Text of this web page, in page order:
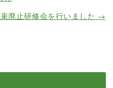
廃止研修会を行いました →